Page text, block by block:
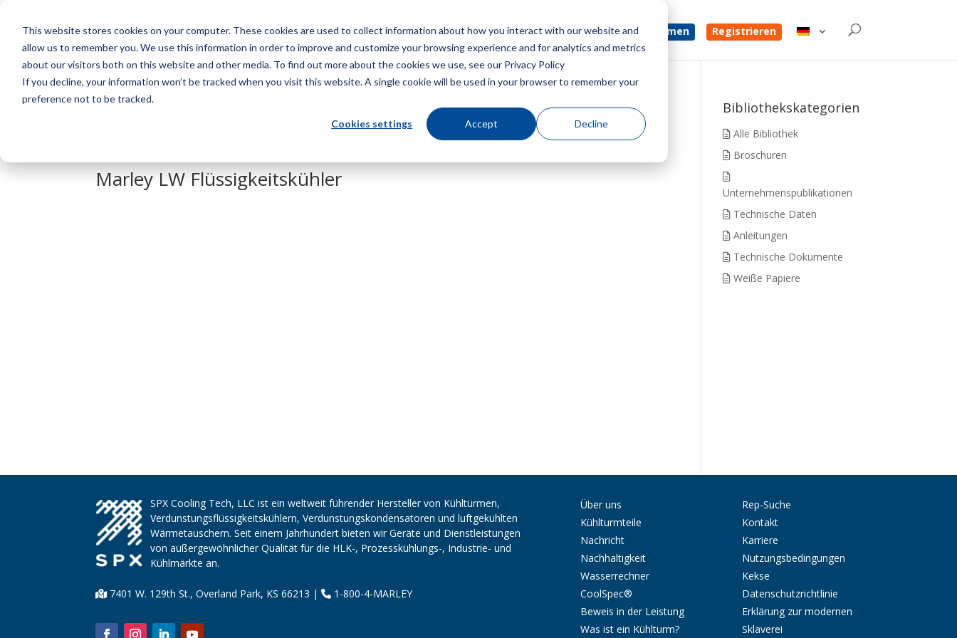
This website stores cookies on your computer. These cookies are used to collect information about how you interact with our website and
allow us to remember you. We use this information in order to improve and customize your browsing experience and for analytics and metrics
about our visitors both on this website and other media. To find out more about the cookies we use, see our Privacy Policy
If you decline, your information won’t be tracked when you visit this website. A single cookie will be used in your browser to remember your
preference not to be tracked.
Cookies settings Accept Decline
Speisekarte Ein Angebot bekommen Registrieren
Recold LC Verdunstungskondensator
Marley LW Flüssigkeitskühler
Bibliothekskategorien
Alle Bibliothek
Broschüren
Unternehmenspublikationen
Technische Daten
Anleitungen
Technische Dokumente
Weiße Papiere
SPX Cooling Tech, LLC ist ein weltweit führender Hersteller von Kühltürmen,
Verdunstungsflüssigkeitskühlern, Verdunstungskondensatoren und luftgekühlten
Wärmetauschern. Seit einem Jahrhundert bieten wir Geräte und Dienstleistungen
von außergewöhnlicher Qualität für die HLK-, Prozesskühlungs-, Industrie- und
Kühlmärkte an.
7401 W. 129th St., Overland Park, KS 66213 | 1-800-4-MARLEY
Über uns
Kühlturmteile
Nachricht
Nachhaltigkeit
Wasserrechner
CoolSpec®
Beweis in der Leistung
Was ist ein Kühlturm?
Rep-Suche
Kontakt
Karriere
Nutzungsbedingungen
Kekse
Datenschutzrichtlinie
Erklärung zur modernen
Sklaverei